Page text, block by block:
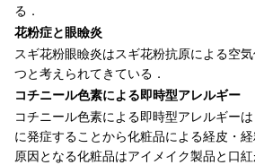
る．
花粉症と眼瞼炎
スギ花粉眼瞼炎はスギ花粉抗原による空
つと考えられてきている．
コチニール色素による即時型アレルギー
コチニール色素による即時型アレルギー
に発症することから化粧品による経皮・
原因となる化粧品はアイメイク製品と口紅